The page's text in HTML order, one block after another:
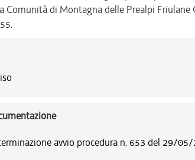
Comunità di Montagna delle Prealpi Friulane
avvio procedura n. 653 del 29/